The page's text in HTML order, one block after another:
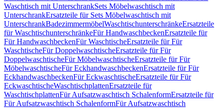
Waschtisch mit UnterschrankSets Möbelwaschtisch mit
UnterschrankErsatzteile für Sets Möbelwaschtisch mit
UnterschrankBadezimmermöbelWaschtischunterschränkeErsatzteile
für WaschtischunterschränkeFür HandwaschbeckenErsatzteile für
Für HandwaschbeckenFür WaschtischeErsatzteile für Für
WaschtischeFür DoppelwaschtischeErsatzteile für Für
DoppelwaschtischeFür MöbelwaschtischeErsatzteile für Für
MöbelwaschtischeFür EckhandwaschbeckenErsatzteile für Für
EckhandwaschbeckenFür EckwaschtischeErsatzteile für Für
EckwaschtischeWaschtischplattenErsatzteile für
WaschtischplattenFür Aufsatzwaschtisch SchalenformErsatzteile für
Für Aufsatzwaschtisch SchalenformFür Aufsatzwaschtisch